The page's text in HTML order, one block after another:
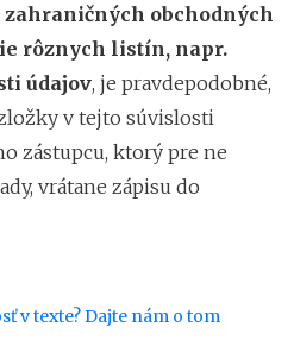
obchodných
rôznych listín, napr.
údajov, je pravdepodobné,
v tejto súvislosti
zástupcu, ktorý pre ne
vrátane zápisu do
v texte? Dajte nám o tom